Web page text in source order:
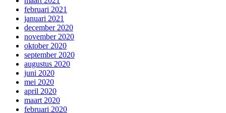
februari 2021
januari 2021
december 2020
november 2020
oktober 2020
september 2020
augustus 2020
juni 2020
mei 2020
april 2020
maart 2020
februari 2020